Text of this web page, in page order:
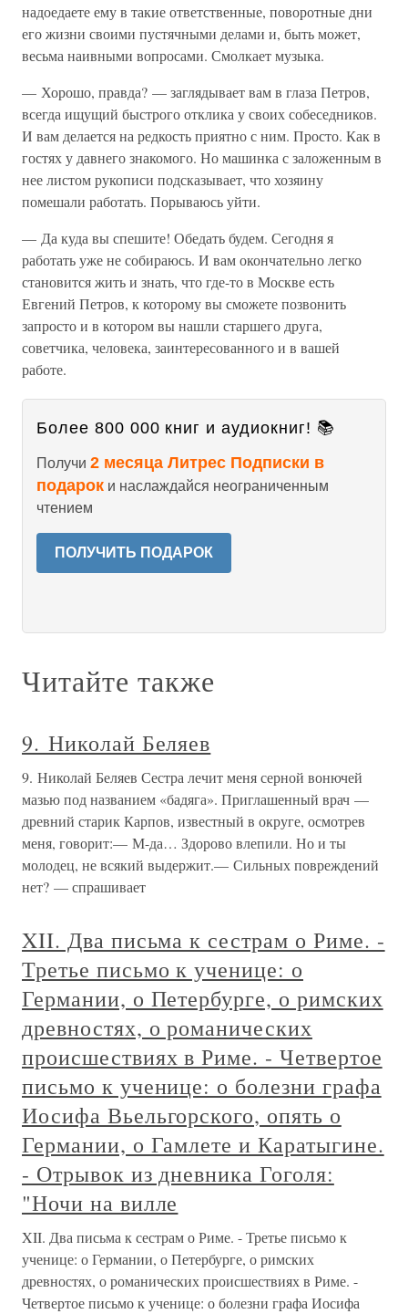
надоедаете ему в такие ответственные, поворотные дни
его жизни своими пустячными делами и, быть может,
весьма наивными вопросами. Смолкает музыка.
— Хорошо, правда? — заглядывает вам в глаза Петров,
всегда ищущий быстрого отклика у своих собеседников.
И вам делается на редкость приятно с ним. Просто. Как в
гостях у давнего знакомого. Но машинка с заложенным в
нее листом рукописи подсказывает, что хозяину
помешали работать. Порываюсь уйти.
— Да куда вы спешите! Обедать будем. Сегодня я
работать уже не собираюсь. И вам окончательно легко
становится жить и знать, что где-то в Москве есть
Евгений Петров, к которому вы сможете позвонить
запросто и в котором вы нашли старшего друга,
советчика, человека, заинтересованного и в вашей
работе.
Более 800 000 книг и аудиокниг! 📚
Получи 2 месяца Литрес Подписки в
подарок и наслаждайся неограниченным
чтением
ПОЛУЧИТЬ ПОДАРОК
Читайте также
9. Николай Беляев
9. Николай Беляев Сестра лечит меня серной вонючей
мазью под названием «бадяга». Приглашенный врач —
древний старик Карпов, известный в округе, осмотрев
меня, говорит:— М-да… Здорово влепили. Но и ты
молодец, не всякий выдержит.— Сильных повреждений
нет? — спрашивает
XII. Два письма к сестрам о Риме. -
Третье письмо к ученице: о
Германии, о Петербурге, о римских
древностях, о романических
происшествиях в Риме. - Четвертое
письмо к ученице: о болезни графа
Иосифа Вьельгорского, опять о
Германии, о Гамлете и Каратыгине.
- Отрывок из дневника Гоголя:
"Ночи на вилле
XII. Два письма к сестрам о Риме. - Третье письмо к
ученице: о Германии, о Петербурге, о римских
древностях, о романических происшествиях в Риме. -
Четвертое письмо к ученице: о болезни графа Иосифа